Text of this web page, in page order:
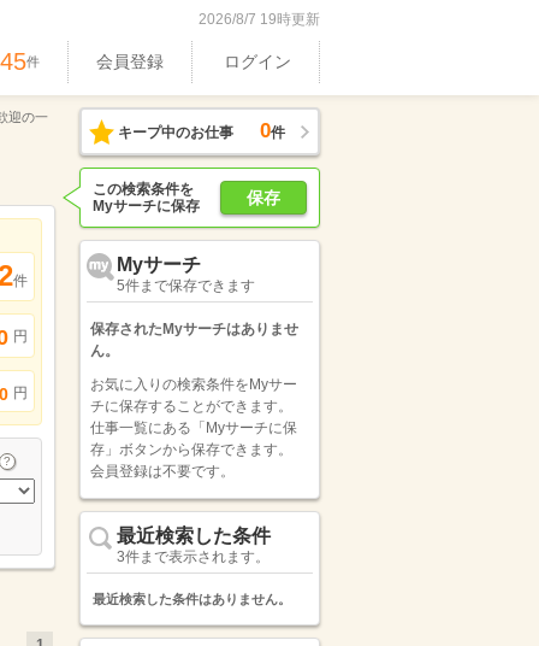
2026/8/7 19時更新
件 会員登録 ログイン
迎の一
件
円
円
キープ中のお仕事 0件
保存
この検索条件を
Myサーチに保存
Myサーチ
5件まで保存できます
保存されたMyサーチはありませ
ん。
お気に入りの検索条件をMyサー
チに保存することができます。
仕事一覧にある「Myサーチに保
存」ボタンから保存できます。
会員登録は不要です。
最近検索した条件
3件まで表示されます。
最近検索した条件はありません。